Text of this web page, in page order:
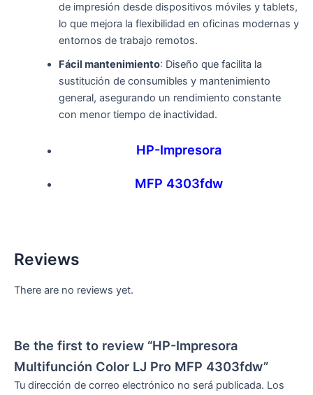
de impresión desde dispositivos móviles y tablets,
lo que mejora la flexibilidad en oficinas modernas y
entornos de trabajo remotos.
Fácil mantenimiento: Diseño que facilita la
sustitución de consumibles y mantenimiento
general, asegurando un rendimiento constante
con menor tiempo de inactividad.
HP-Impresora
MFP 4303fdw
Reviews
There are no reviews yet.
Be the first to review “HP-Impresora
Multifunción Color LJ Pro MFP 4303fdw”
Tu dirección de correo electrónico no será publicada. Los